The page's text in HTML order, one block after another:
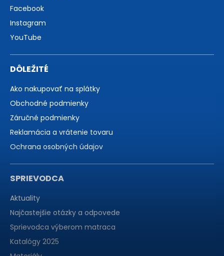
Facebook
Instagram
YouTube
DÔLEŽITÉ
Ako nakupovať na splátky
Obchodné podmienky
Záručné podmienky
Reklamácia a vrátenie tovaru
Ochrana osobných údajov
SPRIEVODCA
Aktuality
Najčastejšie otázky a odpovede
Sprievodca výberom matraca
Katalógy 2025